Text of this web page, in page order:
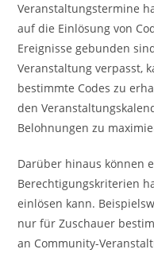
Veranstaltungstermine
auf die Einlösung von
Ereignisse gebunden
Veranstaltung verpasst,
bestimmte Codes zu
den
Belohnungen zu
Darüber hinaus können
Berechtigungskriterien
einlösen kann.
nur für Zuschauer
an Community-